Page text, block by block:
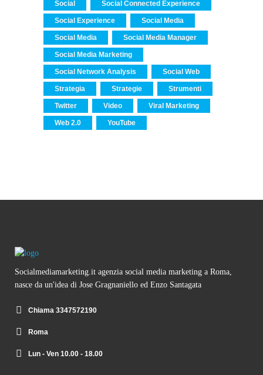
Social Social Connected Experience
Social Experience Social Media
Social Media Social Media Manager
Social Media Marketing
Social Network Analysis Social Web
Strategia Strategie Strumenti
Twitter Video Viral Marketing
Web 2.0 YouTube
Socialmediamarketing.it agenzia social media marketing a Roma,
nasce da un'idea di Jose Gragnaniello ed Enzo Santagata
Chiama 3347572190
Roma
Lun - Ven 10.00 - 18.00